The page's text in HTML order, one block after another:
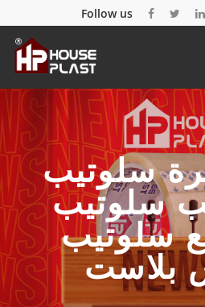
Follow us
سلوتيب
سلوتيب
سلوتيب
بلاست